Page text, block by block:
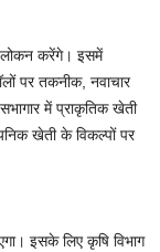
करेंगे। इसमें
पर तकनीक, नवाचार
में प्राकृतिक खेती
खेती के विकल्पों पर
इसके लिए कृषि विभाग